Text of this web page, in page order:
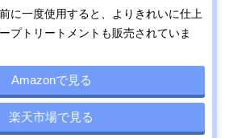
に一度使用すると、よりきれいに仕上
プトリートメントも販売されていま
Amazonで見る
楽天市場で見る